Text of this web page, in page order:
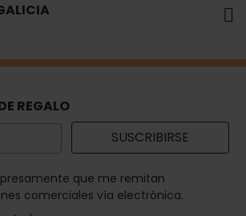
REGALO
SUSCRIBIRSE
to hear from us?
que me remitan
comerciales vía electrónica.